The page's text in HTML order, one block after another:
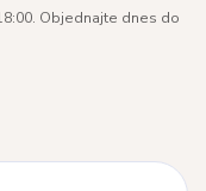
Objednajte dnes do